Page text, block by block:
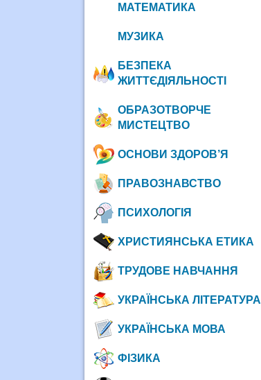
МАТЕМАТИКА
МУЗИКА
БЕЗПЕКА
ЖИТТЄДІЯЛЬНОСТІ
ОБРАЗОТВОРЧЕ
МИСТЕЦТВО
ОСНОВИ ЗДОРОВ’Я
ПРАВОЗНАВСТВО
ПСИХОЛОГІЯ
ХРИСТИЯНСЬКА ЕТИКА
ТРУДОВЕ НАВЧАННЯ
УКРАЇНСЬКА ЛІТЕРАТУРА
УКРАЇНСЬКА МОВА
ФІЗИКА